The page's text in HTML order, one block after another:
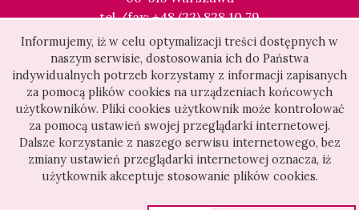
Informujemy, iż w celu optymalizacji treści dostępnych w
naszym serwisie, dostosowania ich do Państwa
indywidualnych potrzeb korzystamy z informacji zapisanych
za pomocą plików cookies na urządzeniach końcowych
użytkowników. Pliki cookies użytkownik może kontrolować
za pomocą ustawień swojej przeglądarki internetowej.
Dalsze korzystanie z naszego serwisu internetowego, bez
zmiany ustawień przeglądarki internetowej oznacza, iż
użytkownik akceptuje stosowanie plików cookies.
tel./fax: +48 (22) 828 10 79
kontakt@againstgravity.pl